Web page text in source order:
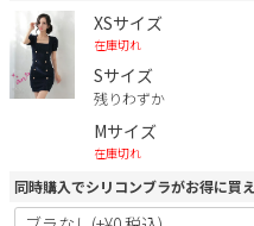
XSサイズ
在庫切れ
Sサイズ
残りわずか
Mサイズ
在庫切れ
同時購入でシリコンブラがお得に買